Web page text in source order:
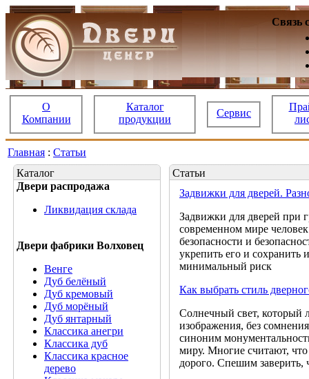
Связь
О
Компании
Каталог
продукции
Сервис
Главная : Статьи
Каталог
Двери распродажа
Ликвидация склада
Двери фабрики Волховец
Венге
Дуб белёный
Дуб кремовый
Дуб морёный
Дуб янтарный
Классика анегри
Классика дуб
Классика красное
дерево
Статьи
Задвижки для дверей.
Задвижки для дверей при
современном мире
безопасности и
укрепить его и сохранить
минимальный риск
Как выбрать стиль
Солнечный свет, который
изображения, без
синоним
миру. Многие считают, что
дорого. Спешим заверить,